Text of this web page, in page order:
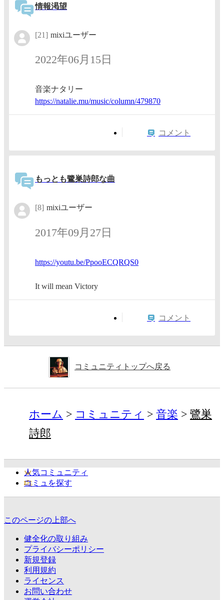
情報渇望
[21] mixiユーザー
2022年06月15日
音楽ナタリー
https://natalie.mu/music/column/479870
コメント
もっとも鷺巣詩郎な曲
[8] mixiユーザー
2017年09月27日
https://youtu.be/PpooECQRQS0
It will mean Victory
コメント
コミュニティトップへ戻る
ホーム コミュニティ 音楽
鷺巣
詩郎
人気コミュニティ
コミュを探す
このページの上部へ
健全化の取り組み
プライバシーポリシー
新規登録
利用規約
ライセンス
お問い合わせ